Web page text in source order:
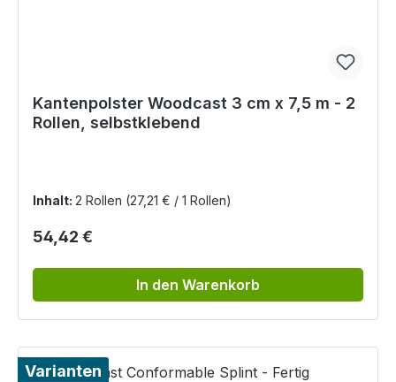
Kantenpolster Woodcast 3 cm x 7,5 m - 2
Rollen, selbstklebend
Inhalt: 2 Rollen (27,21 € / 1 Rollen)
Regulärer Preis:
54,42 €
In den Warenkorb
Varianten